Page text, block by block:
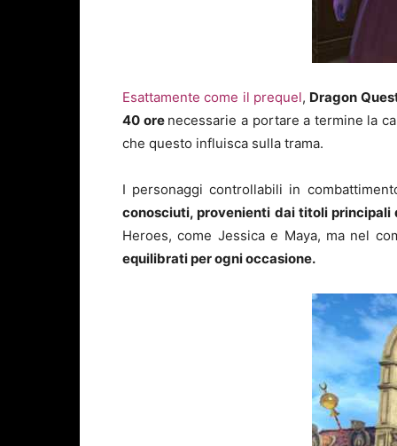
Esattamente come il prequel, Dragon
40 ore necessarie a portare a termine la
che questo influisca sulla trama.
I personaggi controllabili in
conosciuti, provenienti dai titoli principali
Heroes, come Jessica e Maya, ma nel
equilibrati per ogni occasione.